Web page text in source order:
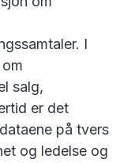
I
salg,
er det
på tvers
og ledelse og